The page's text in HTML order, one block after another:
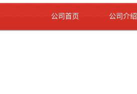
公司首页 公司介绍